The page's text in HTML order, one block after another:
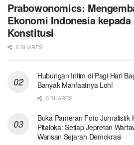
Prabowonomics:
Ekonomi Indonesia kepada
Konstitusi
0 SHARES
Hubungan Intim di Pagi Hari
Banyak Manfaatnya Loh!
0 SHARES
Buka Pameran Foto Jurnalistik
Pitaloka: Setiap Jepretan
Warisan Sejarah Demokrasi